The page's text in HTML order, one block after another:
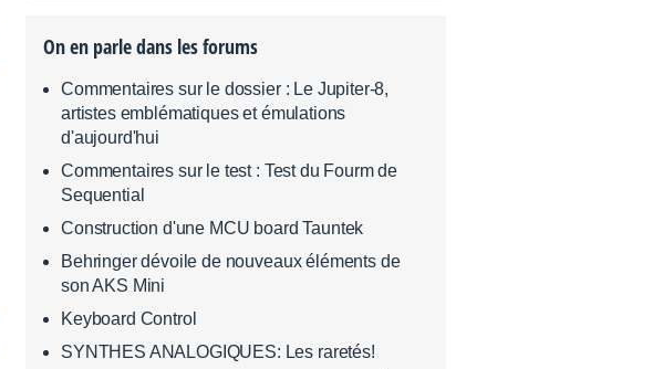
On en parle dans les forums
Commentaires sur le dossier : Le Jupiter-8,
artistes emblématiques et émulations
d'aujourd'hui
Commentaires sur le test : Test du Fourm de
Sequential
Construction d'une MCU board Tauntek
Behringer dévoile de nouveaux éléments de
son AKS Mini
Keyboard Control
SYNTHES ANALOGIQUES: Les raretés!